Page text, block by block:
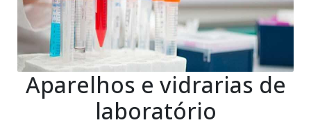
Aparelhos e vidrarias de
laboratório